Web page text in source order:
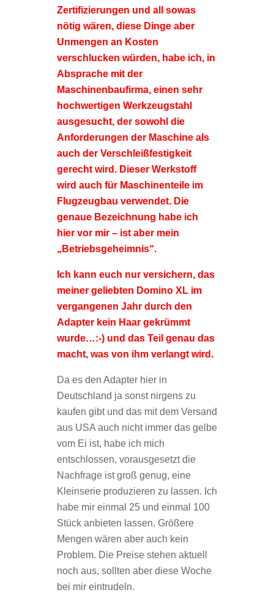
Zertifizierungen und all sowas
nötig wären, diese Dinge aber
Unmengen an Kosten
verschlucken würden, habe ich, in
Absprache mit der
Maschinenbaufirma, einen sehr
hochwertigen Werkzeugstahl
ausgesucht, der sowohl die
Anforderungen der Maschine als
auch der Verschleißfestigkeit
gerecht wird. Dieser Werkstoff
wird auch für Maschinenteile im
Flugzeugbau verwendet. Die
genaue Bezeichnung habe ich
hier vor mir – ist aber mein
„Betriebsgeheimnis“.
Ich kann euch nur versichern, das
meiner geliebten Domino XL im
vergangenen Jahr durch den
Adapter kein Haar gekrümmt
wurde…:-) und das Teil genau das
macht, was von ihm verlangt wird.
Da es den Adapter hier in
Deutschland ja sonst nirgens zu
kaufen gibt und das mit dem Versand
aus USA auch nicht immer das gelbe
vom Ei ist, habe ich mich
entschlossen, vorausgesetzt die
Nachfrage ist groß genug, eine
Kleinserie produzieren zu lassen. Ich
habe mir einmal 25 und einmal 100
Stück anbieten lassen. Größere
Mengen wären aber auch kein
Problem. Die Preise stehen aktuell
noch aus, sollten aber diese Woche
bei mir eintrudeln.